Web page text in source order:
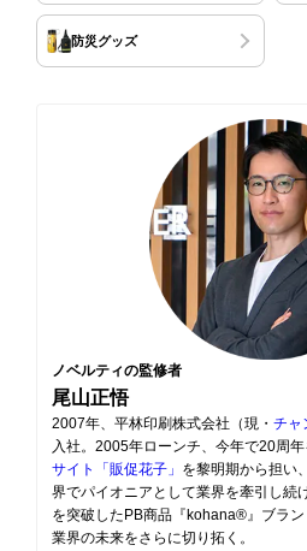
防災グッズ
ノベルティの監修者
尾山正悟
2007年、平林印刷株式会社（現・ チャ
入社。2005年ローンチ、今年で20周
サイト「販促花子」 を黎明期から担い
界でパイオニアとして業界を牽引し続
を突破したPB商品『kohana®』ブラ
業界の未来をさらに切り拓く。